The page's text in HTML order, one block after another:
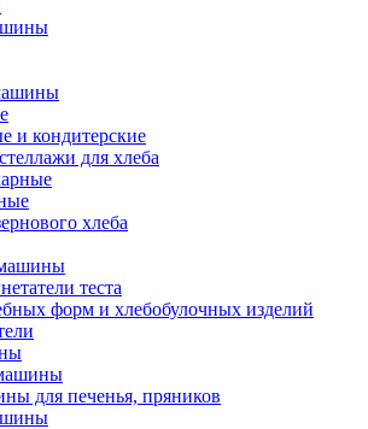
и кондитерские
для хлеба
хлеба
машины
теста
форм и хлебобулочных изделий
для печенья, пряников